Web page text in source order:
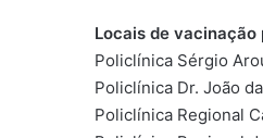
Locais de
Policlínica Sérgio
Policlínica Dr. João
Policlínica Regional